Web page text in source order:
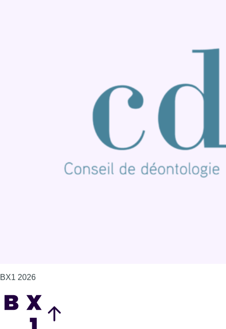
BX1 2026